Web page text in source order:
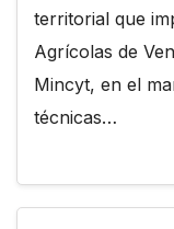
territorial que
Agrícolas de
Mincyt, en el
técnicas…